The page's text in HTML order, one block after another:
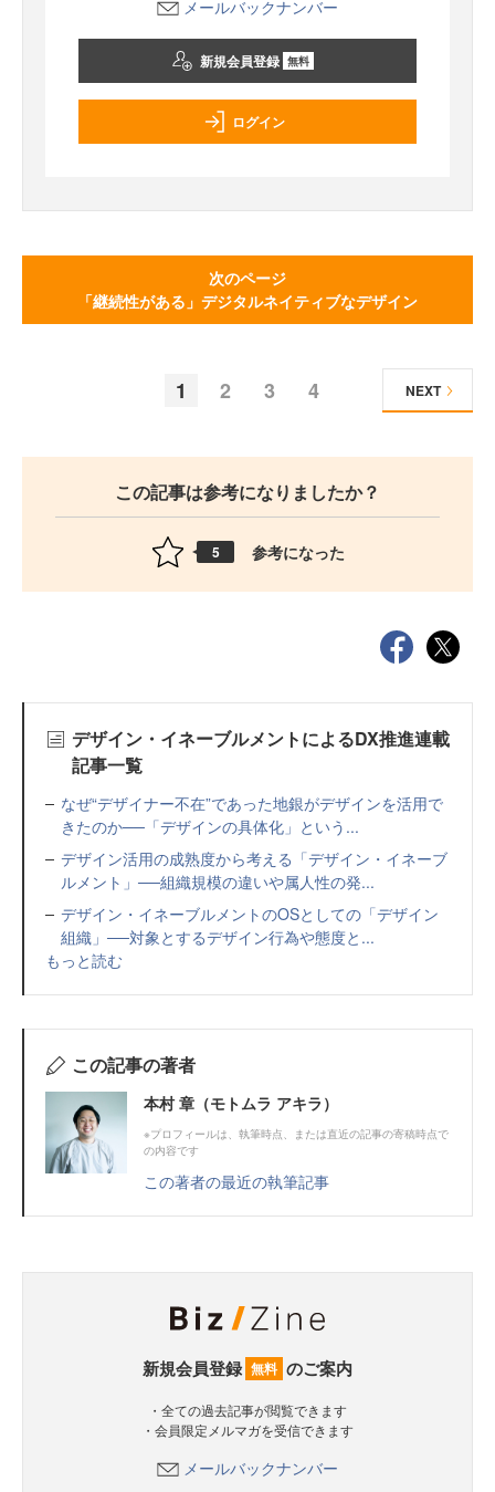
メールバックナンバー
新規会員登録 無料
ログイン
次のページ
「継続性がある」デジタルネイティブなデザイン
1 2 3 4 NEXT
この記事は参考になりましたか？
5 参考になった
デザイン・イネーブルメントによるDX推進連載
記事一覧
なぜ“デザイナー不在”であった地銀がデザインを活用で
きたのか──「デザインの具体化」という...
デザイン活用の成熟度から考える「デザイン・イネーブ
ルメント」──組織規模の違いや属人性の発...
デザイン・イネーブルメントのOSとしての「デザイン
組織」──対象とするデザイン行為や態度と...
もっと読む
この記事の著者
本村 章（モトムラ アキラ）
※プロフィールは、執筆時点、または直近の記事の寄稿時点で
の内容です
この著者の最近の執筆記事
新規会員登録 無料 のご案内
・全ての過去記事が閲覧できます
・会員限定メルマガを受信できます
メールバックナンバー